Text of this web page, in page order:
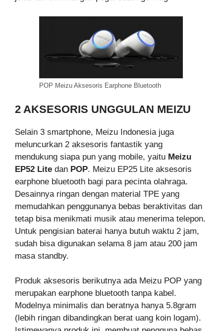
POP Meizu Aksesoris Earphone Bluetooth
2 AKSESORIS UNGGULAN MEIZU
Selain 3 smartphone, Meizu Indonesia juga
meluncurkan 2 aksesoris fantastik yang
mendukung siapa pun yang mobile, yaitu Meizu
EP52 Lite dan POP. Meizu EP25 Lite aksesoris
earphone bluetooth bagi para pecinta olahraga.
Desainnya ringan dengan material TPE yang
memudahkan penggunanya bebas beraktivitas dan
tetap bisa menikmati musik atau menerima telepon.
Untuk pengisian baterai hanya butuh waktu 2 jam,
sudah bisa digunakan selama 8 jam atau 200 jam
masa standby.
Produk aksesoris berikutnya ada Meizu POP yang
merupakan earphone bluetooth tanpa kabel.
Modelnya minimalis dan beratnya hanya 5.8gram
(lebih ringan dibandingkan berat uang koin logam).